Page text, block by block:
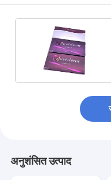
अनुशंसित उत्पाद